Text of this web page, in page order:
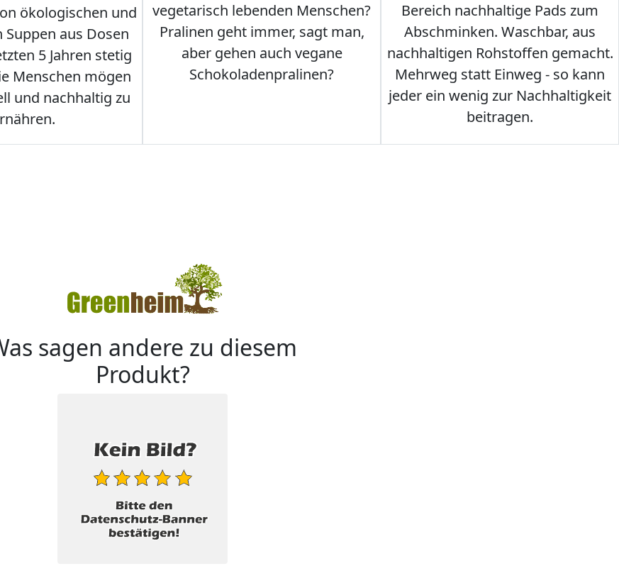
ökologischen und
aus Dosen
5 Jahren stetig
Menschen mögen
und nachhaltig zu
vegetarisch lebenden Menschen?
Pralinen geht immer, sagt man,
aber gehen auch vegane
Schokoladenpralinen?
Bereich nachhaltige Pads zum
Abschminken. Waschbar, aus
nachhaltigen Rohstoffen gemacht.
Mehrweg statt Einweg - so kann
jeder ein wenig zur Nachhaltigkeit
beitragen.
sagen andere zu diesem
Produkt?